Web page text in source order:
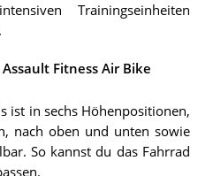
Trainingseinheiten
Fitness Air Bike
ist in sechs Höhenpositionen,
nach oben und unten sowie
So kannst du das Fahrrad